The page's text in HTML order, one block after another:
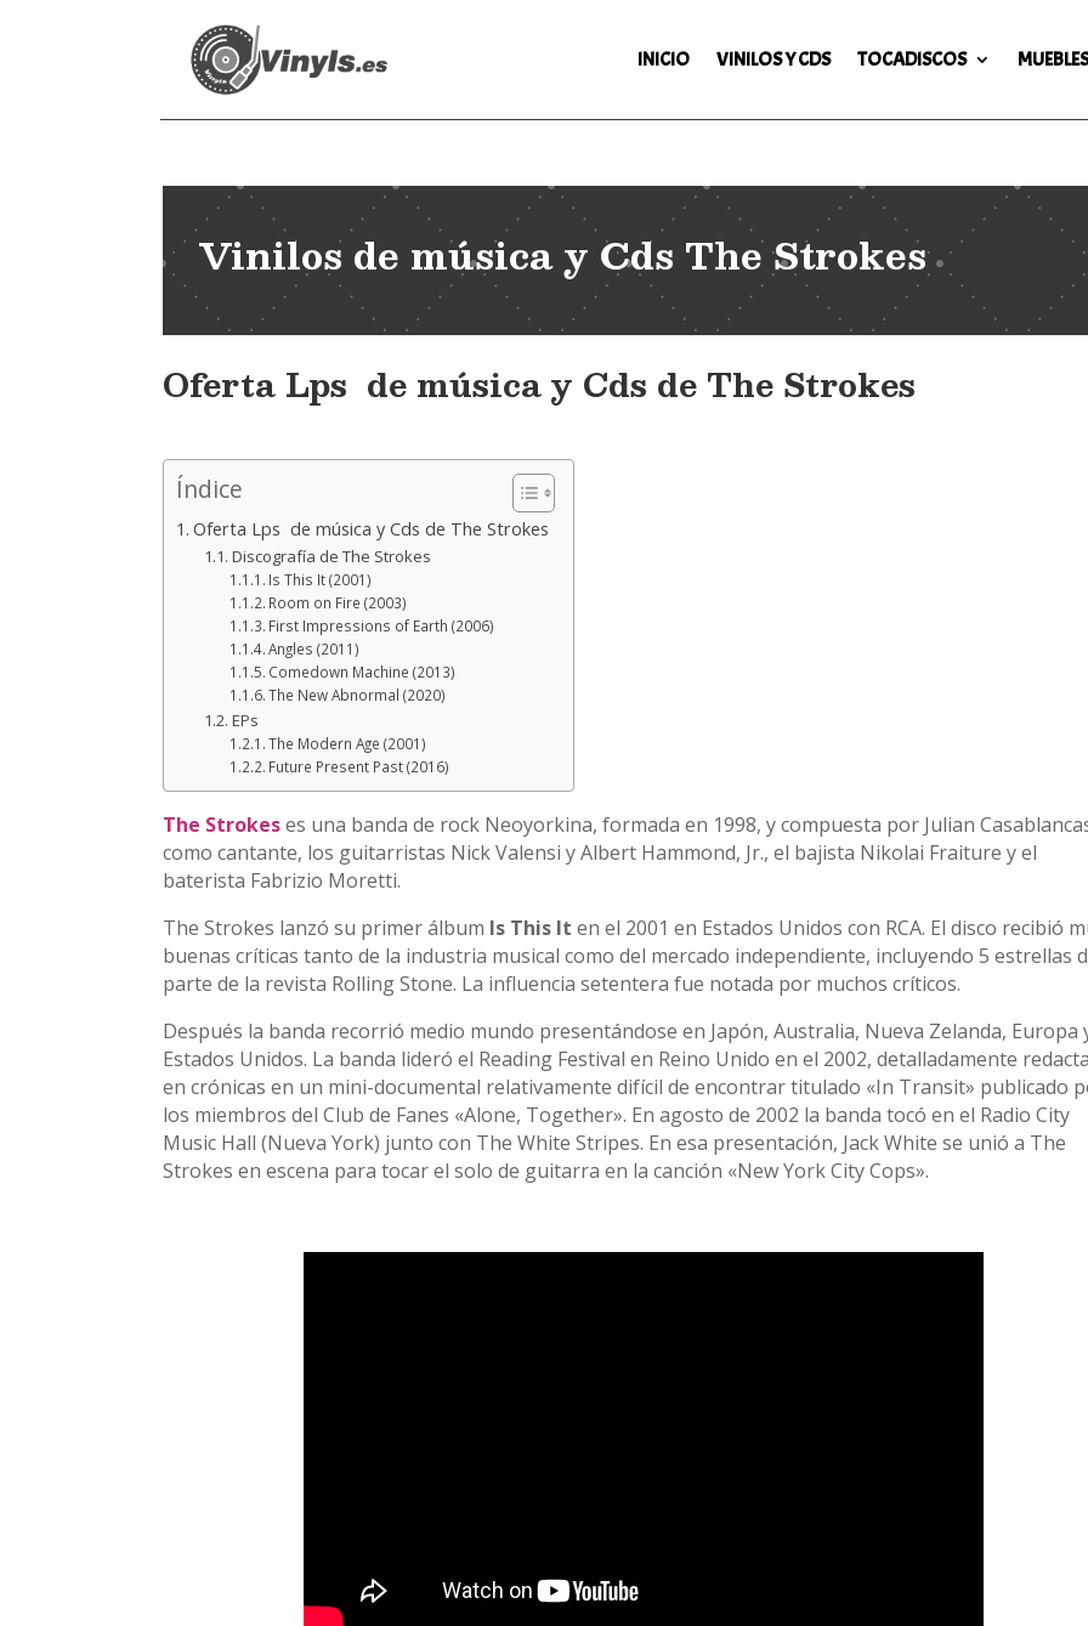
INICIO VINILOS Y CDS TOCADISCOS
Vinilos de música y Cds The Strokes
Oferta Lps de música y Cds de The Strokes
Índice
Oferta Lps de música y Cds de The Strokes
Discografía de The Strokes
Is This It (2001)
Room on Fire (2003)
First Impressions of Earth (2006)
Angles (2011)
Comedown Machine (2013)
The New Abnormal (2020)
EPs
The Modern Age (2001)
Future Present Past (2016)
The Strokeses una banda de rock Neoyorkina, formada en 1998, y compuesta por Julian
como cantante, los guitarristas Nick Valensi y Albert Hammond, Jr., el bajista Nikolai Fraiture y el
baterista Fabrizio Moretti.
The Strokes lanzó su primer álbum Is This It en el 2001 en Estados Unidos con RCA. El disco recibió
buenas críticas tanto de la industria musical como del mercado independiente, incluyendo 5 estrellas
parte de la revista Rolling Stone. La influencia setentera fue notada por muchos críticos.
Después la banda recorrió medio mundo presentándose en Japón, Australia, Nueva Zelanda, Europa
Estados Unidos. La banda lideró el Reading Festival en Reino Unido en el 2002, detalladamente
en crónicas en un mini-documental relativamente difícil de encontrar titulado «In Transit» publicado
los miembros del Club de Fanes «Alone, Together». En agosto de 2002 la banda tocó en el Radio City
Music Hall (Nueva York) junto con The White Stripes. En esa presentación, Jack White se unió a The
Strokes en escena para tocar el solo de guitarra en la canción «New York City Cops».